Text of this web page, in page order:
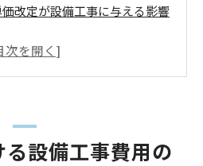
改定が設備工事に与える影響
から見る設備工事の費用推移
で変わる設備工事費
設備工事費用の